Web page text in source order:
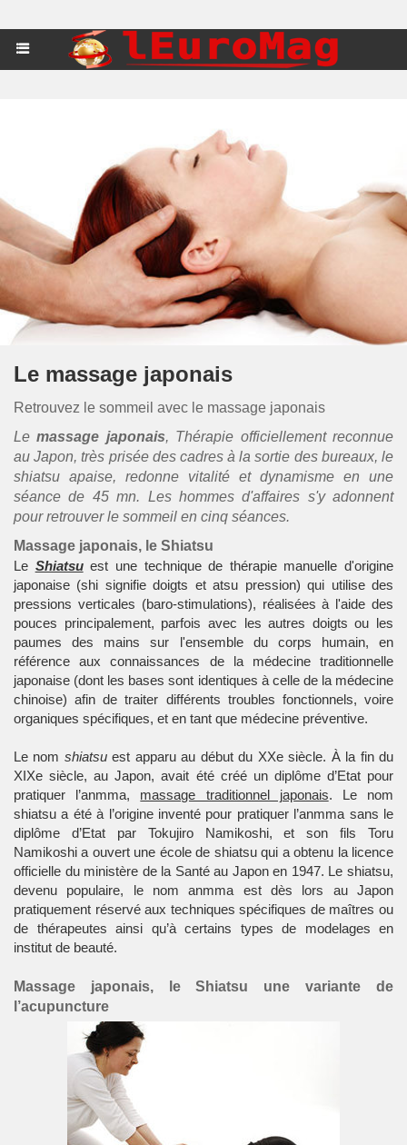
Le massage japonais
Retrouvez le sommeil avec le massage japonais
Lemassage japonais, Thérapie officiellement reconnue
au Japon, très prisée des cadres à la sortie des bureaux, le
shiatsu apaise, redonne vitalité et dynamisme en une
séance de 45 mn. Les hommes d'affaires s'y adonnent
pour retrouver le sommeil en cinq séances.
Massage japonais, le Shiatsu
Le Shiatsuest une technique de thérapie manuelle d'origine
japonaise (shi signifie doigts et atsu pression) qui utilise des
pressions verticales (baro-stimulations), réalisées à l'aide des
pouces principalement, parfois avec les autres doigts ou les
paumes des mains sur l'ensemble du corps humain, en
référence aux connaissances de la médecine traditionnelle
japonaise (dont les bases sont identiques à celle de la médecine
chinoise) afin de traiter différents troubles fonctionnels, voire
organiques spécifiques, et en tant que médecine préventive.
Le nom shiatsuest apparu au début du XXe siècle. À la fin du
XIXe siècle, au Japon, avait été créé un diplôme d’Etat pour
pratiquer l’anmma, massage traditionnel japonais. Le nom
shiatsu a été à l’origine inventé pour pratiquer l’anmma sans le
diplôme d’Etat par Tokujiro Namikoshi, et son fils Toru
Namikoshi a ouvert une école de shiatsu qui a obtenu la licence
officielle du ministère de la Santé au Japon en 1947. Le shiatsu,
devenu populaire, le nom anmma est dès lors au Japon
pratiquement réservé aux techniques spécifiques de maîtres ou
de thérapeutes ainsi qu’à certains types de modelages en
institut de beauté.
Massage japonais, le Shiatsu une variante de
l’acupuncture